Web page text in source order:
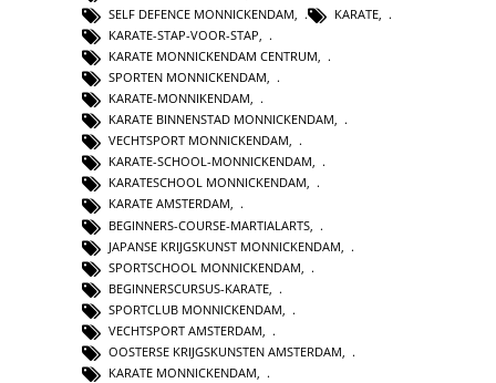
SELF DEFENCE MONNICKENDAM
KARATE
KARATE-STAP-VOOR-STAP
KARATE MONNICKENDAM CENTRUM,
SPORTEN MONNICKENDAM,
KARATE-MONNIKENDAM,
KARATE BINNENSTAD MONNICKENDAM,
VECHTSPORT MONNICKENDAM,
KARATE-SCHOOL-MONNICKENDAM,
KARATESCHOOL MONNICKENDAM,
KARATE AMSTERDAM,
BEGINNERS-COURSE-MARTIALARTS
JAPANSE KRIJGSKUNST MONNICKENDAM
SPORTSCHOOL MONNICKENDAM
BEGINNERSCURSUS-KARATE
SPORTCLUB MONNICKENDAM
VECHTSPORT AMSTERDAM
OOSTERSE KRIJGSKUNSTEN AMSTERDAM
KARATE MONNICKENDAM